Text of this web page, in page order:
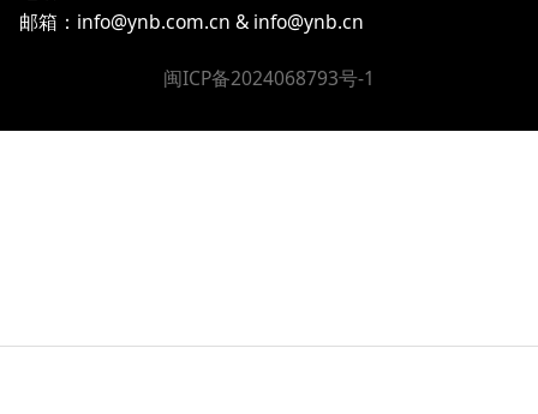
邮箱：info@ynb.com.cn & info@ynb.cn
闽ICP备2024068793号-1